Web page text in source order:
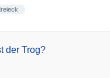
der Trog?